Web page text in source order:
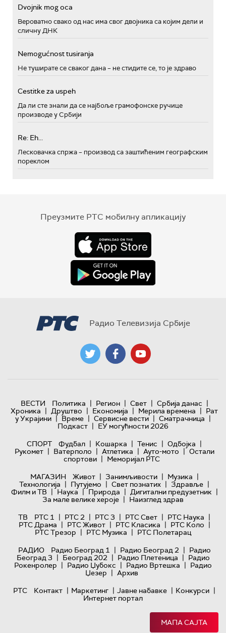
Dvojnik mog oca
Вероватно свако од нас има свог двојника са којим дели и
сличну ДНК
Nemogućnost tusiranja
Не туширате се сваког дана – не стидите се, то је здраво
Cestitke za uspeh
Да ли сте знали да се најбоље грамофонске ручице
производе у Србији
Re: Eh...
Лесковачка спржа – производ са заштићеним географским
пореклом
Преузмите РТС мобилну апликацију
Радио Телевизија Србије
ВЕСТИ Политика | Регион | Свет | Србија данас |
Хроника | Друштво | Економија | Мерила времена | Рат
у Украјини | Време | Сервисне вести | Сматрачница |
Подкаст | ЕУ могућности 2026
СПОРТ
Фудбал | Кошарка | Тенис | Одбојка |
Рукомет | Ватерполо | Атлетика | Ауто-мото | Остали
спортови | Меморијал РТС
МАГАЗИН
Живот | Занимљивости | Музика |
Технологијa | Путујемо | Свет познатих | Здравље |
Филм и ТВ | Наука | Природа | Дигитални предузетник |
За мале велике хероје | Наизглед здрав
ТВ
РТС 1 | РТС 2 | РТС 3 | РТС Свет | РТС Наука |
РТС Драма | РТС Живот | РТС Класика | РТС Коло |
РТС Трезор | РТС Музика | РТС Полетарац
РАДИО
Радио Београд 1 | Радио Београд 2 | Радио
Београд 3 | Београд 202 | Радио Плетеница | Радио
Рокенролер | Радио Џубокс | Радио Вртешка | Радио
Џезер | Архив
РТС
Контакт | Маркетинг | Јавне набавке | Конкурси |
Интернет портал
МАПА САЈТА